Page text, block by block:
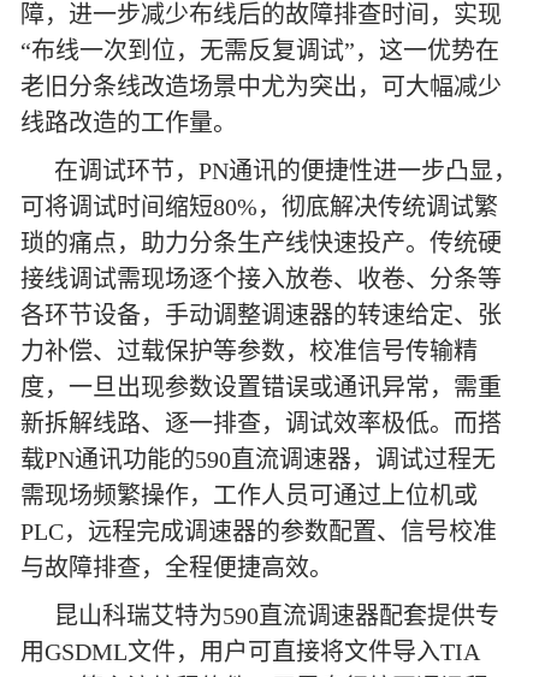
障，进一步减少布线后的故障排查时间，实现
“布线一次到位，无需反复调试”，这一优势在
老旧分条线改造场景中尤为突出，可大幅减少
线路改造的工作量。
在调试环节，PN通讯的便捷性进一步凸显，
可将调试时间缩短80%，彻底解决传统调试繁
琐的痛点，助力分条生产线快速投产。传统硬
接线调试需现场逐个接入放卷、收卷、分条等
各环节设备，手动调整调速器的转速给定、张
力补偿、过载保护等参数，校准信号传输精
度，一旦出现参数设置错误或通讯异常，需重
新拆解线路、逐一排查，调试效率极低。而搭
载PN通讯功能的590直流调速器，调试过程无
需现场频繁操作，工作人员可通过上位机或
PLC，远程完成调速器的参数配置、信号校准
与故障排查，全程便捷高效。
昆山科瑞艾特为590直流调速器配套提供专
用GSDML文件，用户可直接将文件导入TIA